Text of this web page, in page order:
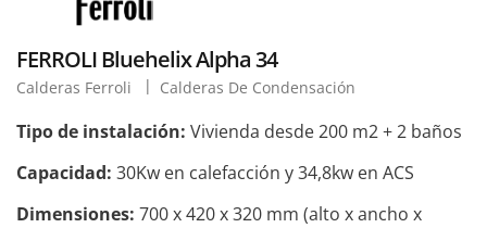
FERROLI Bluehelix Alpha 34
Calderas Ferroli Calderas De Condensación
Tipo de instalación: Vivienda desde 200 m2 + 2 baños
Capacidad: 30Kw en calefacción y 34,8kw en ACS
Dimensiones: 700 x 420 x 320 mm (alto x ancho x